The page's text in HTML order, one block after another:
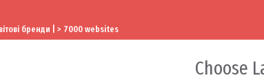
бренди | > 7000 websites
Choose